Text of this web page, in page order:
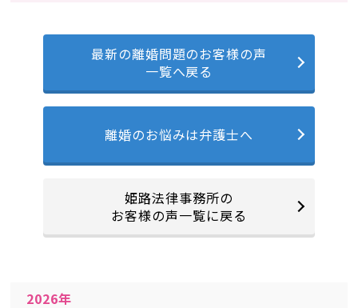
最新の離婚問題のお客様の声
一覧へ戻る
離婚のお悩みは弁護士へ
姫路法律事務所の
お客様の声一覧に戻る
2026年